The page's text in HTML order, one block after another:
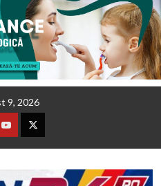
9, 2026
YoutubeTwitter